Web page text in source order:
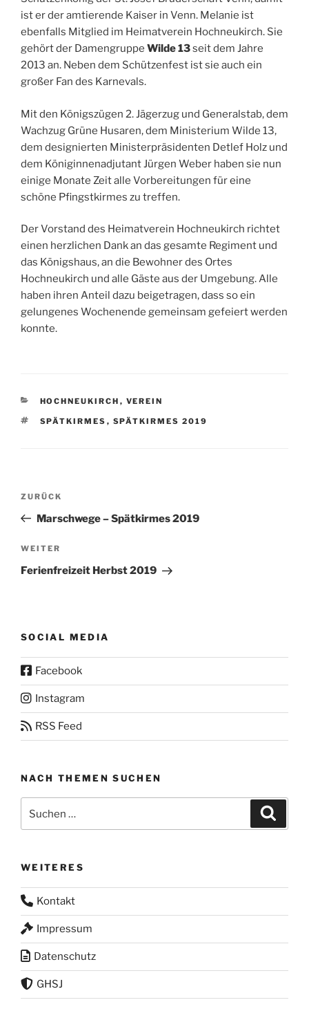
ist er der amtierende Kaiser in Venn. Melanie ist
ebenfalls Mitglied im Heimatverein Hochneukirch. Sie
gehört der Damengruppe Wilde 13seit dem Jahre
2013 an. Neben dem Schützenfest ist sie auch ein
großer Fan des Karnevals.
Mit den Königszügen 2. Jägerzug und Generalstab, dem
Wachzug Grüne Husaren, dem Ministerium Wilde 13,
dem designierten Ministerpräsidenten Detlef Holz und
dem Königinnenadjutant Jürgen Weber haben sie nun
einige Monate Zeit alle Vorbereitungen für eine
schöne Pfingstkirmes zu treffen.
Der Vorstand des Heimatverein Hochneukirch richtet
einen herzlichen Dank an das gesamte Regiment und
das Königshaus, an die Bewohner des Ortes
Hochneukirch und alle Gäste aus der Umgebung. Alle
haben ihren Anteil dazu beigetragen, dass so ein
gelungenes Wochenende gemeinsam gefeiert werden
konnte.
KATEGORIEN
HOCHNEUKIRCH , VEREIN
SCHLAGWÖRTER
SPÄTKIRMES , SPÄTKIRMES 2019
Beitragsnavigation
Vorheriger
Beitrag
ZURÜCK
Marschwege – Spätkirmes 2019
Nächster
Beitrag
WEITER
Ferienfreizeit Herbst 2019
SOCIAL MEDIA
Facebook
Instagram
RSS Feed
NACH THEMEN SUCHEN
nach:
WEITERES
Kontakt
Impressum
Datenschutz
GHSJ